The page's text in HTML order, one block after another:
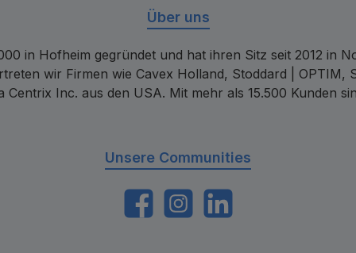
Über uns
in Hofheim gegründet und hat ihren Sitz seit 2012 in
wir Firmen wie Cavex Holland, Stoddard | OPTIM,
Inc. aus den USA. Mit mehr als 15.500 Kunden
Unsere Communities
https://www.facebook.com/
InstagramLinkedIn